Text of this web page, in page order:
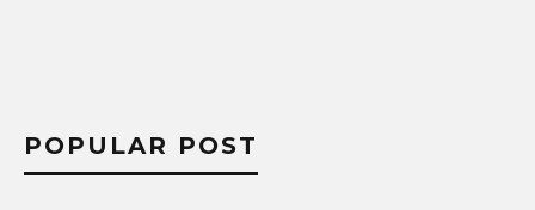
POPULAR POST